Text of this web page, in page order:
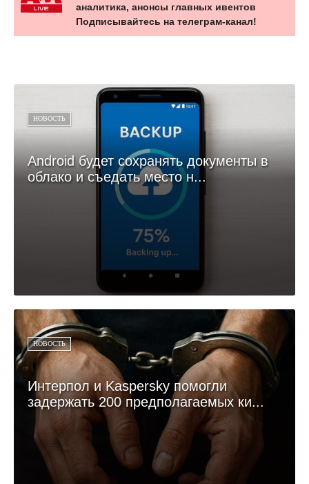
аналитика, анонсы главных ивентов
Подписывайтесь на телеграм-канал!
НОВОСТЬ
Android будет сохранять документы в
облако и съедать место н...
НОВОСТЬ
Интерпол и Kaspersky помогли
задержать 200 предполагаемых ки...